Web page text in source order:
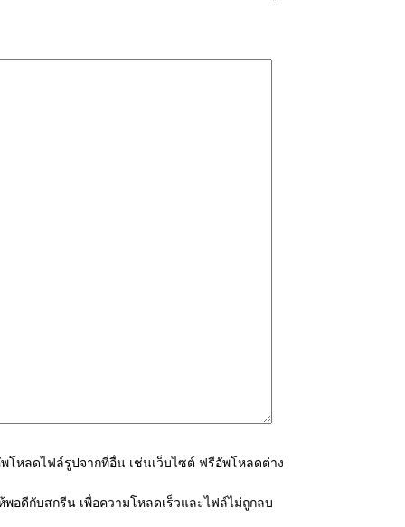
โหลดไฟล์รูปจากที่อื่น เช่นเว็บไซต์ ฟรีอัพโหลดต่าง
อดีกับสกรีน เพื่อความโหลดเร็วและไฟล์ไม่ถูกลบ